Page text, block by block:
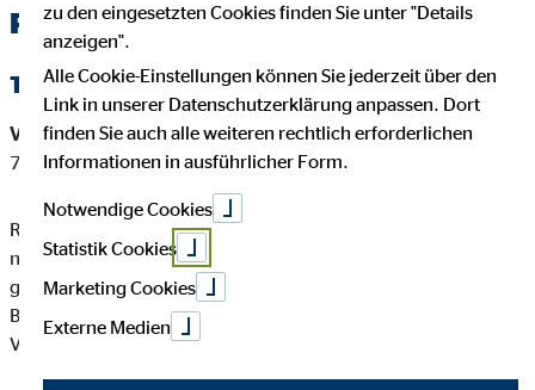
Rattelsdorf
Tätigkeitsart
Versicherungsvermittler-Registernummer:D-7AP6-0IG1E-
78
Rainer Sieß ist ein Versicherungsvertreter mit Erlaubnispflicht
nach § 34 d Abs. 1 GewO, eingetragen in das Vermittlerregister
gemäß § 34d Abs. 10 GewO, Bundesrepublik Deutschland
Berufsrechtliche Regelung: § 34 d GewO, §§ 59 - 68 VVG,
VersVermV
zu den eingesetzten Cookies finden Sie unter "Details
anzeigen".
Alle Cookie-Einstellungen können Sie jederzeit über den
Link in unserer Datenschutzerklärung anpassen. Dort
finden Sie auch alle weiteren rechtlich erforderlichen
Informationen in ausführlicher Form.
Notwendige Cookies
Statistik Cookies
Marketing Cookies
Externe Medien